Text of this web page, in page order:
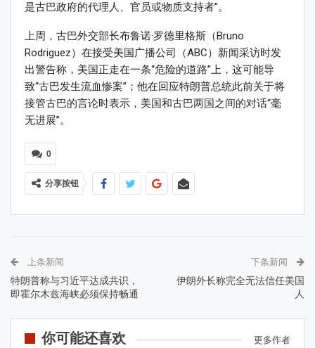
是古巴政府的代理人、官员或物质支持者”。
上周，古巴外交部长布鲁诺·罗德里格斯（Bruno
Rodriguez）在接受美国广播公司（ABC）新闻采访时发
出警告称，美国正走在一条“危险的道路”上，这可能导
致“古巴发生流血惨案”；他在回应特朗普总统此前关于将
接管古巴的言论时表示，美国和古巴两国之间的对话“毫
无进展”。
0
分享按钮
上条新闻
特朗普称与习近平达成共识，
即霍尔木兹海峡必须保持畅通
下条新闻
伊朗外长称完全无法信任美国
人
你可能还喜欢 更多作者